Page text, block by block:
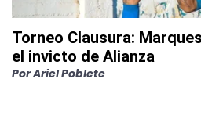
Torneo Clausura:
el invicto de Alianza
PorAriel Poblete